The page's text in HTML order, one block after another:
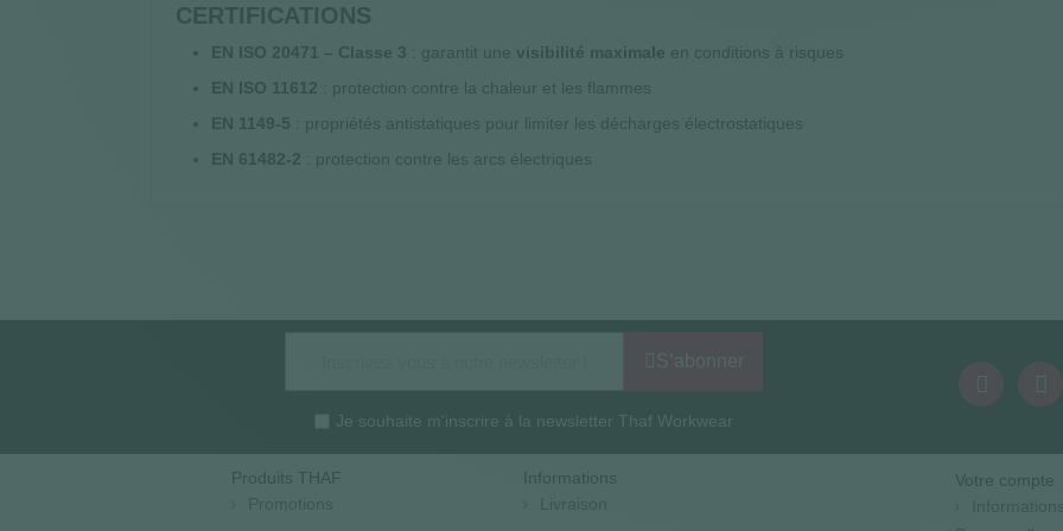
CERTIFICATIONS
EN ISO 20471 – Classe 3 : garantit une visibilité maximale en conditions à risques
EN ISO 11612 : protection contre la chaleur et les flammes
EN 1149-5 : propriétés antistatiques pour limiter les décharges électrostatiques
EN 61482-2 : protection contre les arcs électriques
S’abonner
Je souhaite m'inscrire à la newsletter Thaf Workwear
Produits THAF
Informations
Votre compte